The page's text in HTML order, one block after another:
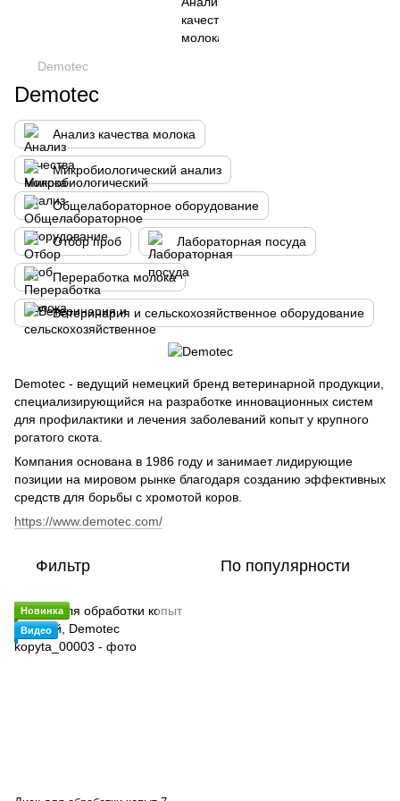
Demotec
Demotec
Анализ качества молока
Микробиологический анализ
Общелабораторное оборудование
Отбор проб Лабораторная посуда
Переработка молока
Ветеринария и сельскохозяйственное оборудование
Demotec - ведущий немецкий бренд ветеринарной продукции,
специализирующийся на разработке инновационных систем
для профилактики и лечения заболеваний копыт у крупного
рогатого скота.
Компания основана в 1986 году и занимает лидирующие
позиции на мировом рынке благодаря созданию эффективных
средств для борьбы с хромотой коров.
https://www.demotec.com/
Фильтр По популярности
Новинка
Видео